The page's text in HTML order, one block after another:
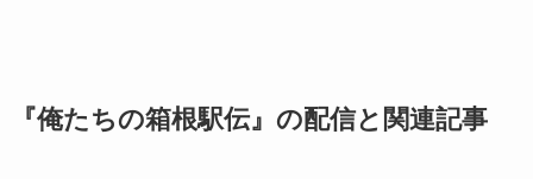
『俺たちの箱根駅伝』の配信と関連記事